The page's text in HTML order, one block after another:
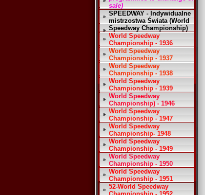
sale)
SPEEDWAY - Indywidualne
mistrzostwa Świata (World
Speedway Championship)
World Speedway
Championship - 1936
World Speedway
Championship - 1937
World Speedway
Championship - 1938
World Speedway
Championship - 1939
World Speedway
Championship) - 1946
World Speedway
Championship - 1947
World Speedway
Championship- 1948
World Speedway
Championship - 1949
World Speedway
Championship - 1950
World Speedway
Championship - 1951
52-World Speedway